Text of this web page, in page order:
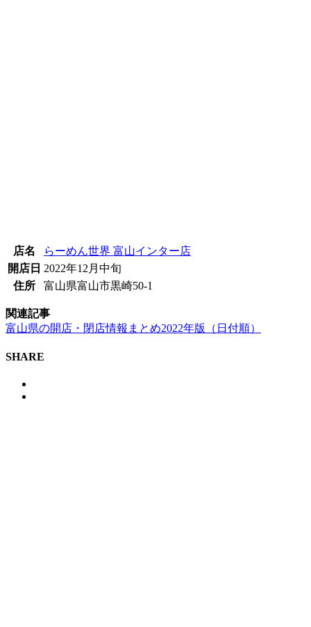
店名
らーめん世界 富山インター店
開店日 2022年12月中旬
住所
富山県富山市黒崎50-1
関連記事
富山県の開店・閉店情報まとめ2022年版（日付順）
SHARE